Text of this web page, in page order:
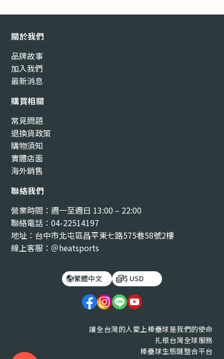
關於我們
品牌故事
加入我們
最新消息
購買相關
常見問題
退換貨政策
購物須知
實體店面
海外銷售
聯絡我們
營業時間：週一至週日 13:00 – 22:00
聯絡電話：04-22514197
地址：台中市北屯區昌平東七路575巷58號2樓
線上客服：＠heatsports
繁體中文 $ USD
讓全台灣的人愛上棒壘球是我們的使命
扎根台灣全球服務
棒壘球生態鏈整合平台